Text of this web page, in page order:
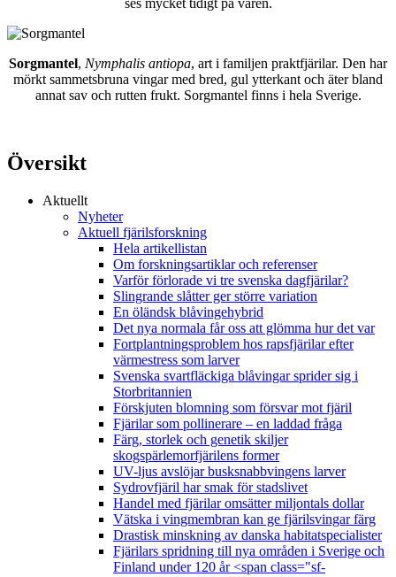
Sorgmantel, Nymphalis antiopa, art i familjen praktfjärilar. Den har
mörkt sammetsbruna vingar med bred, gul ytterkant och äter bland
annat sav och rutten frukt. Sorgmantel finns i hela Sverige.
Översikt
Aktuellt
Nyheter
Aktuell fjärilsforskning
Hela artikellistan
Om forskningsartiklar och referenser
Varför förlorade vi tre svenska dagfjärilar?
Slingrande slåtter ger större variation
En öländsk blåvingehybrid
Det nya normala får oss att glömma hur det var
Fortplantningsproblem hos rapsfjärilar efter
värmestress som larver
Svenska svartfläckiga blåvingar sprider sig i
Storbritannien
Förskjuten blomning som försvar mot fjäril
Fjärilar som pollinerare – en laddad fråga
Färg, storlek och genetik skiljer
skogspärlemorfjärilens former
UV-ljus avslöjar busksnabbvingens larver
Sydrovfjäril har smak för stadslivet
Handel med fjärilar omsätter miljontals dollar
Vätska i vingmembran kan ge fjärilsvingar färg
Drastisk minskning av danska habitatspecialister
Fjärilars spridning till nya områden i Sverige och
Finland under 120 år <span class="sf-